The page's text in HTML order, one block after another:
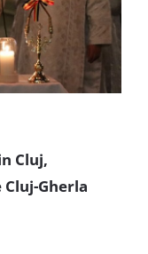
Cluj,
Cluj-Gherla